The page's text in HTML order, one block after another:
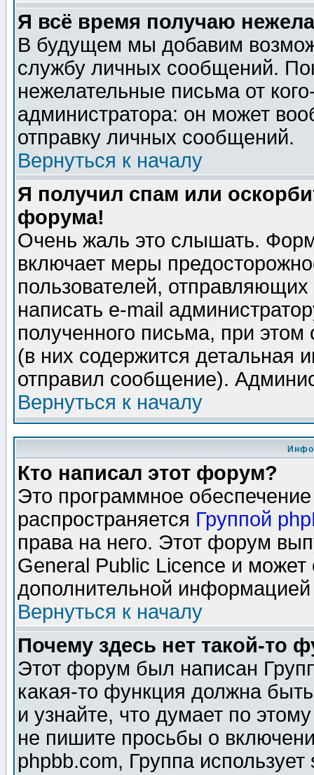
Я всё время получаю
В будущем мы добавим
службу личных сообщений.
нежелательные письма от
администратора: он может
отправку личных сообщений.
Вернуться к началу
Я получил спам или
форума!
Очень жаль это слышать.
включает меры
пользователей,
написать e-mail
полученного письма, при этом
(в них содержится детальная
отправил сообщение).
Вернуться к началу
Кто написал этот форум?
Это программное
распространяется Группой
права на него. Этот форум
General Public Licence и может
дополнительной
Вернуться к началу
Почему здесь нет такой-то
Этот форум был написан
какая-то функция должна
и узнайте, что думает по
не пишите просьбы о
phpbb.com, Группа